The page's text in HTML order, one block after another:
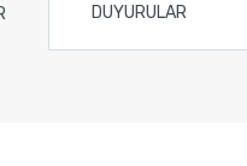
DUYURULAR